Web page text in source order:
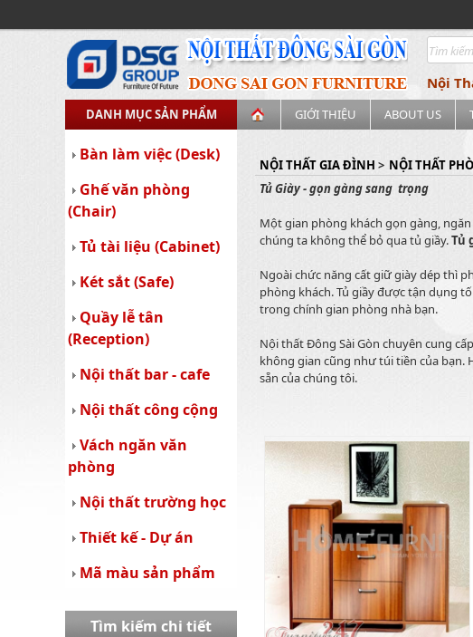
Nội
GIỚI THIỆU
ABOUT US
DANH MỤC SẢN PHẨM
Bàn làm việc (Desk)
Ghế văn phòng
(Chair)
Tủ tài liệu (Cabinet)
Két sắt (Safe)
Quầy lễ tân
(Reception)
Nội thất bar - cafe
Nội thất công cộng
Vách ngăn văn
phòng
Nội thất trường học
Thiết kế - Dự án
Mã màu sản phẩm
Tìm kiếm chi tiết
NỘI THẤT GIA ĐÌNH > NỘI THẤT
Tủ Giày - gọn gàng sang trọng
Một gian phòng khách gọn gàng,
chúng ta không thể bỏ qua tủ giầy.Tủ
Ngoài chức năng cất giữ giày dép thì
phòng khách. Tủ giầy được tận dụng
trong chính gian phòng nhà bạn.
Nội thất Đông Sài Gòn chuyên cung cấp
không gian cũng như túi tiền của bạn.
sẵn của chúng tôi.